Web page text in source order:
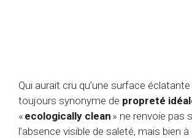
Qui aurait cru qu’une surface éclatante
toujours synonyme de propreté
« ecologically clean » ne renvoie pas
l’absence visible de saleté, mais bien à